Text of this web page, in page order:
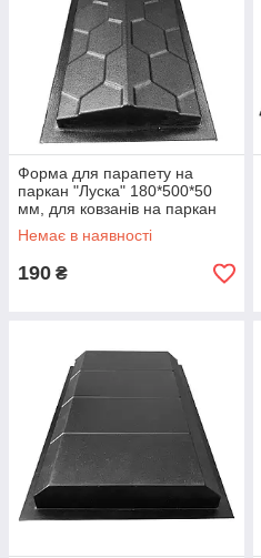
Форма для парапету на
паркан "Луска" 180*500*50
мм, для ковзанів на паркан
Немає в наявності
190 ₴